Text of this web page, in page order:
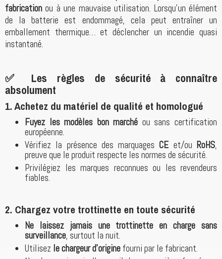
fabrication ou à une mauvaise utilisation. Lorsqu’un élément
de la batterie est endommagé, cela peut entraîner un
emballement thermique… et déclencher un incendie quasi
instantané.
✅ Les règles de sécurité à connaître
absolument
1.Achetez du matériel de qualité et homologué
Fuyez les modèles bon marché ou sans certification
européenne.
Vérifiez la présence des marquagesCE et/ouRoHS,
preuve que le produit respecte les normes de sécurité.
Privilégiez les marques reconnues ou les revendeurs
fiables.
2. Chargez votre trottinette en toute sécurité
Ne laissez jamais une trottinette en charge sans
surveillance, surtout la nuit.
Utilisez le chargeur d’origine fourni par le fabricant.